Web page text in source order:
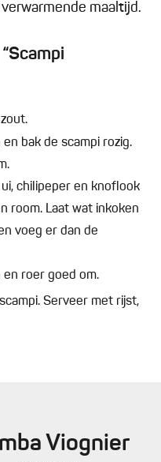
maaltijd.
bak de scampi rozig.
chilipeper en knoflook
room. Laat wat inkoken
voeg er dan de
en roer goed om.
Serveer met rijst,
Viognier